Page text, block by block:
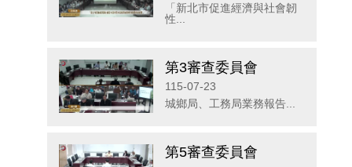
「新北市促進經濟與社會韌
性...
第3審查委員會
115-07-23
城鄉局、工務局業務報告...
第5審查委員會